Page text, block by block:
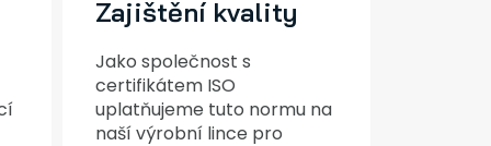
Zajištění kvality
Jako společnost s
certifikátem ISO
uplatňujeme tuto normu na
naší výrobní lince pro